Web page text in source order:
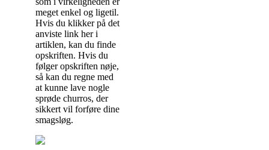
meget enkel og ligetil.
Hvis du klikker på det
anviste link her i
artiklen, kan du finde
opskriften. Hvis du
følger opskriften nøje,
så kan du regne med
at kunne lave nogle
sprøde churros, der
sikkert vil forføre dine
smagsløg.